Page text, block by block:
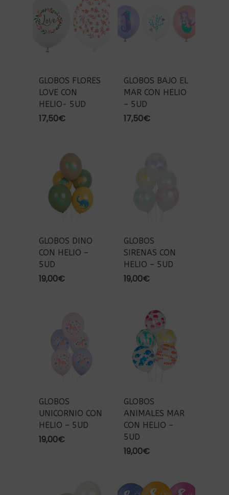
GLOBOS FLORES
LOVE CON
HELIO- 5UD
17,50€
GLOBOS BAJO EL
MAR CON HELIO
– 5UD
17,50€
GLOBOS DINO
CON HELIO –
5UD
19,00€
GLOBOS
SIRENAS CON
HELIO – 5UD
19,00€
GLOBOS
UNICORNIO CON
HELIO – 5UD
19,00€
GLOBOS
ANIMALES MAR
CON HELIO –
5UD
19,00€